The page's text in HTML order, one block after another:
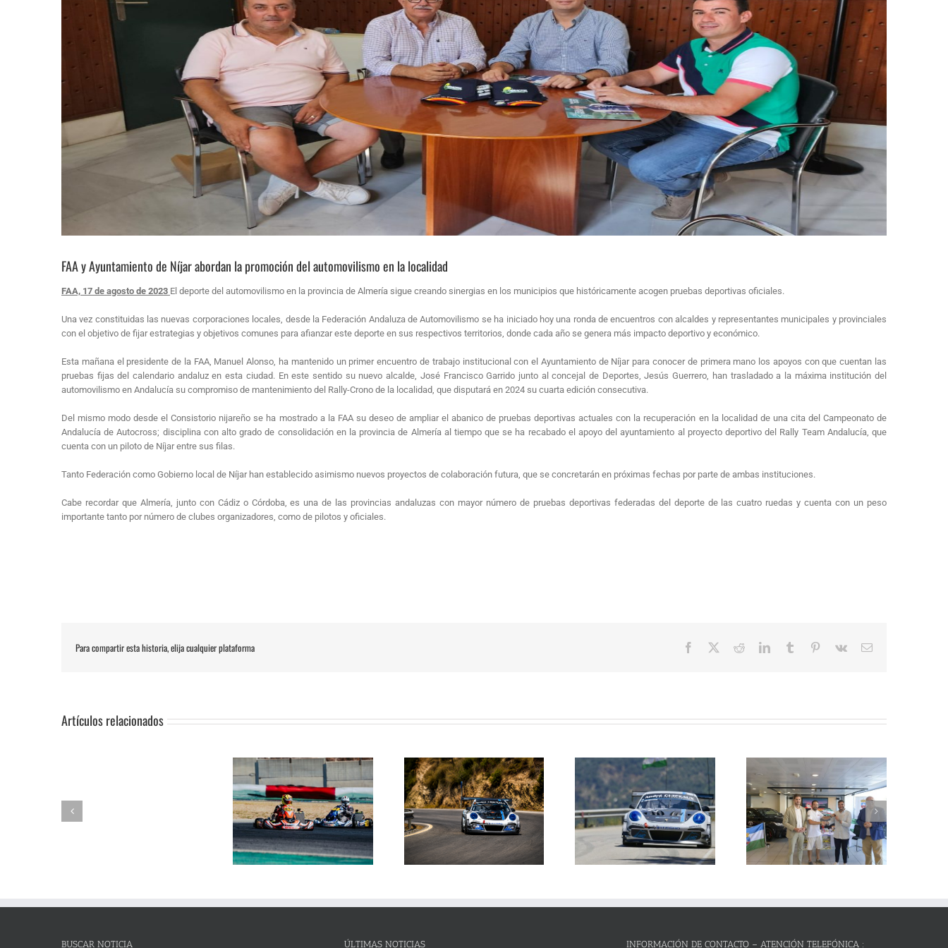
FAA y Ayuntamiento de Níjar abordan la promoción del automovilismo en la localidad
FAA, 17 de agosto de 2023 El deporte del automovilismo en la provincia de Almería sigue creando sinergias en los municipios que históricamente acogen pruebas deportivas oficiales.
Una vez constituidas las nuevas corporaciones locales, desde la Federación Andaluza de Automovilismo se ha iniciado hoy una ronda de encuentros con alcaldes y representantes municipales y provinciales
con el objetivo de fijar estrategias y objetivos comunes para afianzar este deporte en sus respectivos territorios, donde cada año se genera más impacto deportivo y económico.
Esta mañana el presidente de la FAA, Manuel Alonso, ha mantenido un primer encuentro de trabajo institucional con el Ayuntamiento de Níjar para conocer de primera mano los apoyos con que cuentan las
pruebas fijas del calendario andaluz en esta ciudad. En este sentido su nuevo alcalde, José Francisco Garrido junto al concejal de Deportes, Jesús Guerrero, han trasladado a la máxima institución del
automovilismo en Andalucía su compromiso de mantenimiento del Rally-Crono de la localidad, que disputará en 2024 su cuarta edición consecutiva.
Del mismo modo desde el Consistorio nijareño se ha mostrado a la FAA su deseo de ampliar el abanico de pruebas deportivas actuales con la recuperación en la localidad de una cita del Campeonato de
Andalucía de Autocross; disciplina con alto grado de consolidación en la provincia de Almería al tiempo que se ha recabado el apoyo del ayuntamiento al proyecto deportivo del Rally Team Andalucía, que
cuenta con un piloto de Níjar entre sus filas.
Tanto Federación como Gobierno local de Níjar han establecido asimismo nuevos proyectos de colaboración futura, que se concretarán en próximas fechas por parte de ambas instituciones.
Cabe recordar que Almería, junto con Cádiz o Córdoba, es una de las provincias andaluzas con mayor número de pruebas deportivas federadas del deporte de las cuatro ruedas y cuenta con un peso
importante tanto por número de clubes organizadores, como de pilotos y oficiales.
Para compartir esta historia, elija cualquier plataforma Facebook RedditLinkedInTumblr Pinterest
Vk
Correo
Artículos relacionados
Humberto Janssens conquista la
Subida al Cerro de los Cañones
de Lanjarón 2026 en un brillante
fin de semana de automovilismo
La Subida al Cerro de los
Cañones levanta hoy el telón con
un cartel de lujo
La Subida al Cerro de los
Cañones – Lanjarón 2026 se
presenta con lleno absoluto de
inscritos y el reto de revalidar su
condición de mejor prueba
andaluza de montaña
BUSCAR NOTICIA ÚLTIMAS NOTICIAS INFORMACIÓN DE CONTACTO – ATENCIÓN TELEFÓNICA :